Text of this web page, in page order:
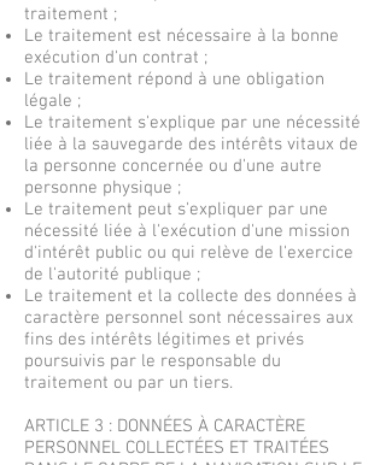
traitement ;
Le traitement est nécessaire à la bonne
exécution d'un contrat ;
Le traitement répond à une obligation
légale ;
Le traitement s'explique par une nécessité
liée à la sauvegarde des intérêts vitaux de
la personne concernée ou d'une autre
personne physique ;
Le traitement peut s'expliquer par une
nécessité liée à l'exécution d'une mission
d'intérêt public ou qui relève de l'exercice
de l'autorité publique ;
Le traitement et la collecte des données à
caractère personnel sont nécessaires aux
fins des intérêts légitimes et privés
poursuivis par le responsable du
traitement ou par un tiers.
ARTICLE 3 : DONNÉES À CARACTÈRE
PERSONNEL COLLECTÉES ET TRAITÉES